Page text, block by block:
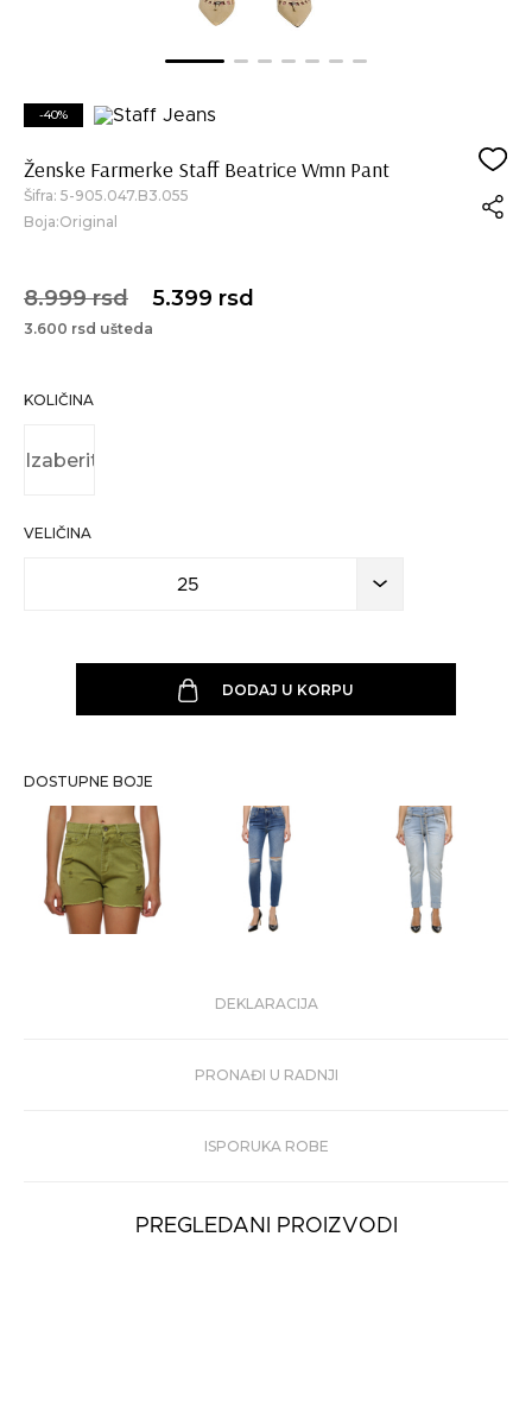
-40%
Ženske Farmerke Staff Beatrice Wmn Pant
Šifra: 5-905.047.B3.055
Boja:Original
8.999 rsd 5.399 rsd
3.600 rsd ušteda
KOLIČINA
VELIČINA
25
DODAJ U KORPU
DOSTUPNE BOJE
DEKLARACIJA
PRONAĐI U RADNJI
ISPORUKA ROBE
PREGLEDANI PROIZVODI